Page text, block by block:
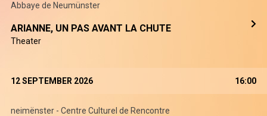
Abbaye de Neumünster
ARIANNE, UN PAS AVANT LA CHUTE
Theater
12 SEPTEMBER 2026 16:00
neimënster - Centre Culturel de Rencontre